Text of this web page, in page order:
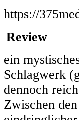
https://
Review
ein
Schlagwerk
dennoch
Zwischen